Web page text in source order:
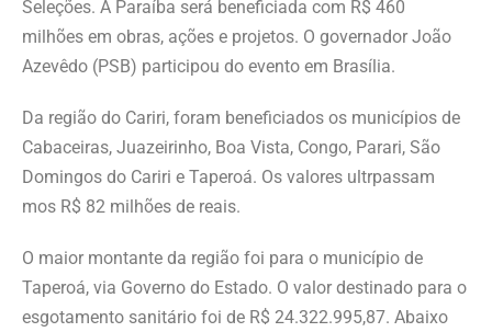
Seleções. A Paraíba será beneficiada com R$ 460
milhões em obras, ações e projetos. O governador João
Azevêdo (PSB) participou do evento em Brasília.
Da região do Cariri, foram beneficiados os municípios de
Cabaceiras, Juazeirinho, Boa Vista, Congo, Parari, São
Domingos do Cariri e Taperoá. Os valores ultrpassam
mos R$ 82 milhões de reais.
O maior montante da região foi para o município de
Taperoá, via Governo do Estado. O valor destinado para o
esgotamento sanitário foi de R$ 24.322.995,87. Abaixo